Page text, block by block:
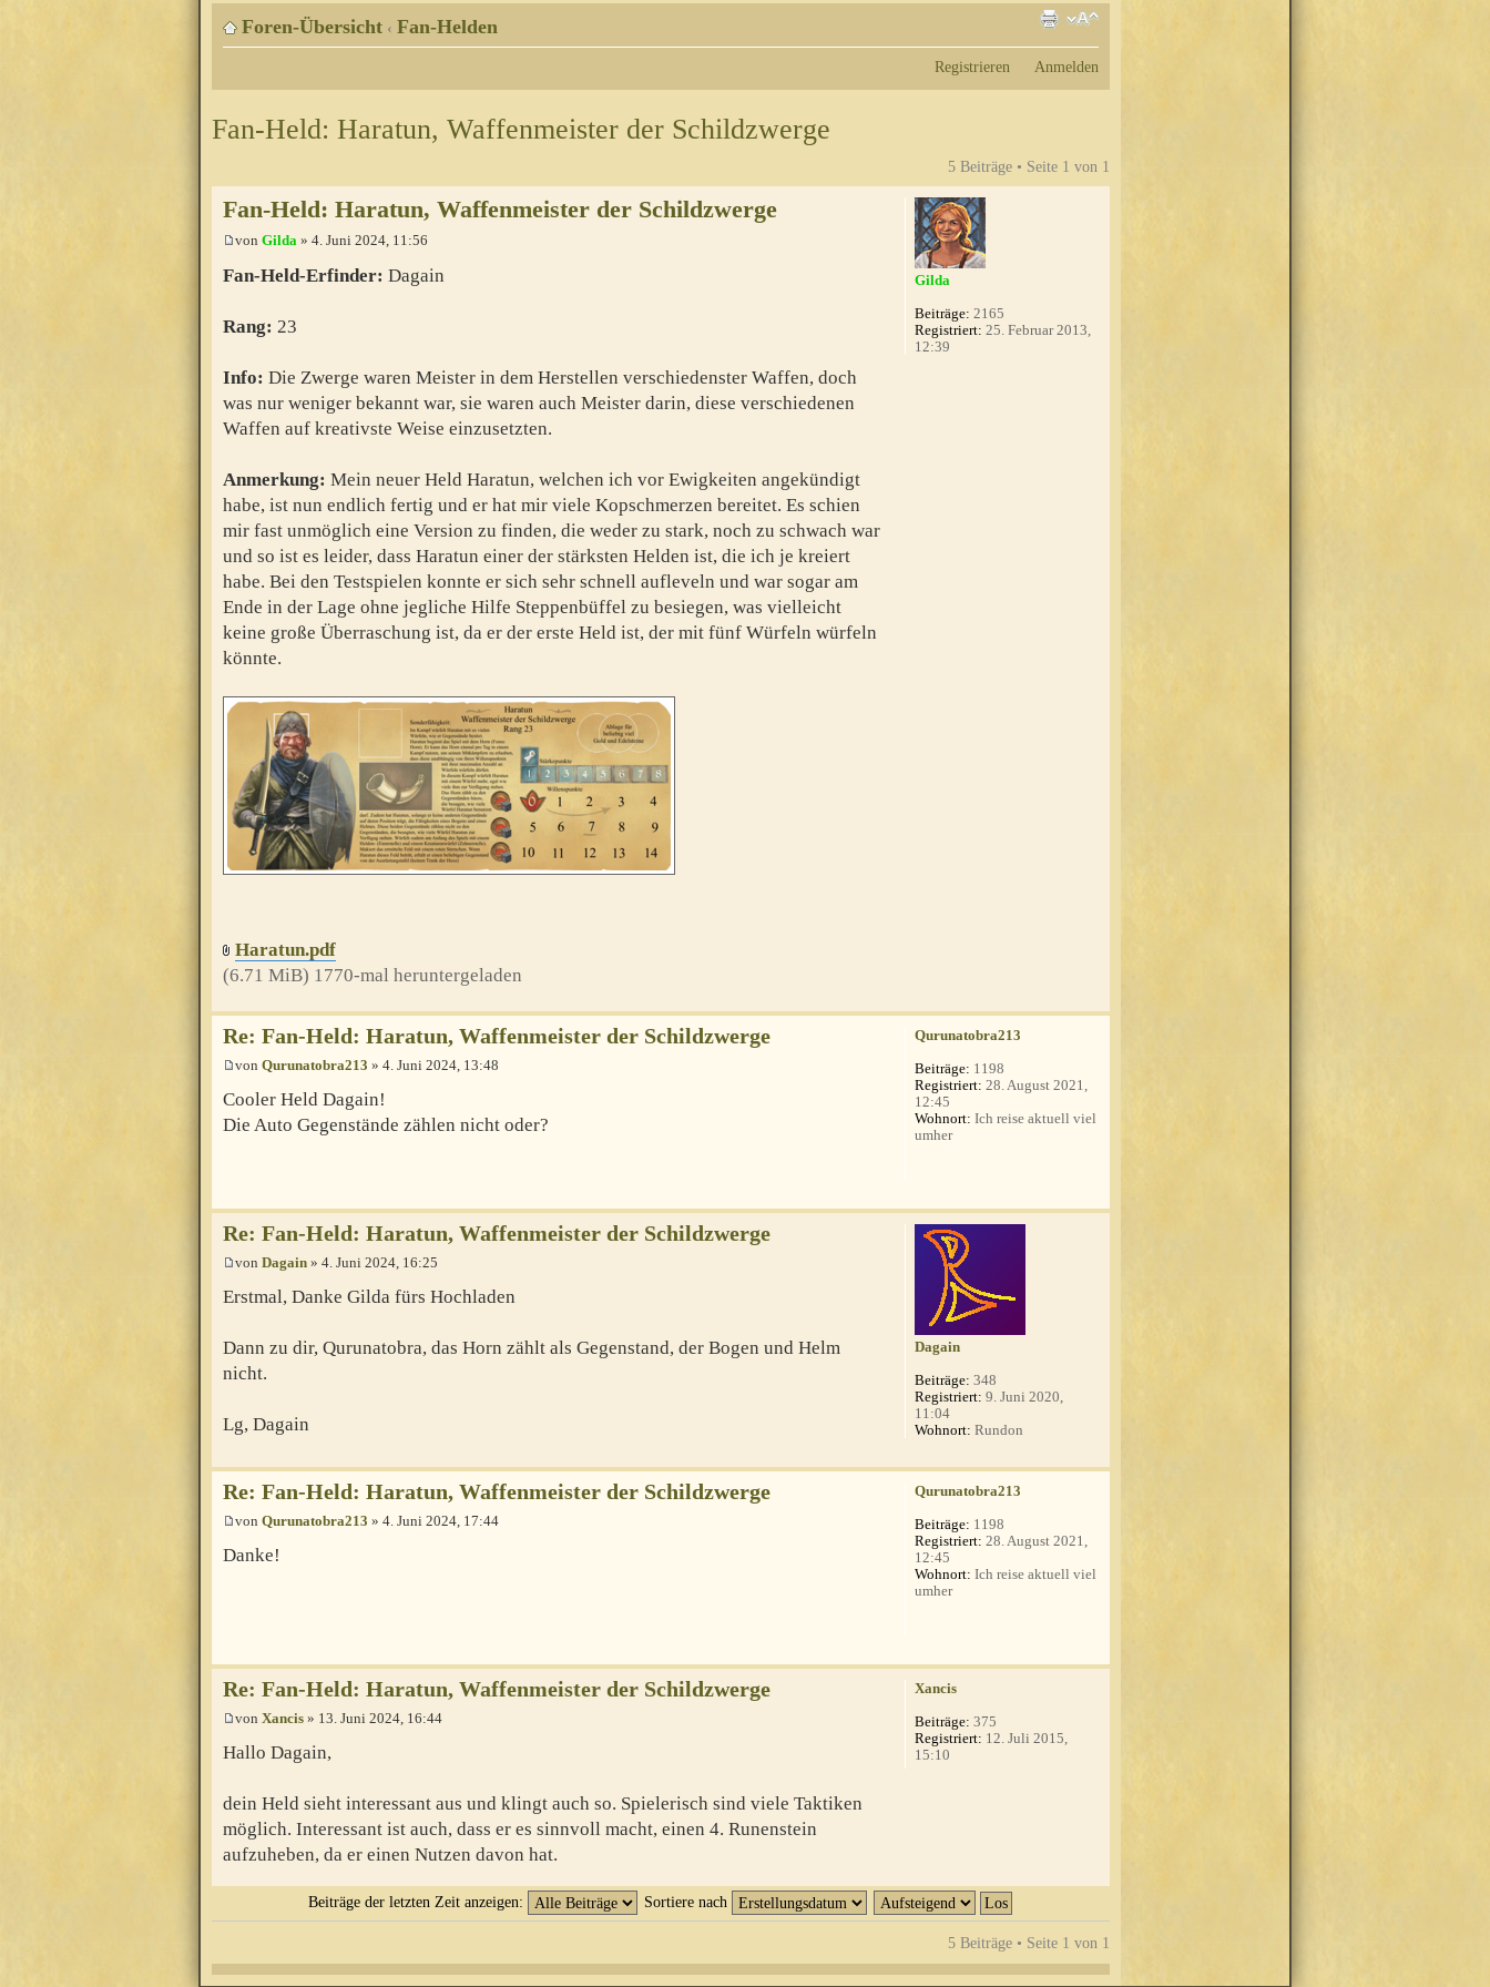
Foren-Übersicht ‹ Fan-Helden
Registrieren Anmelden
Fan-Held: Haratun, Waffenmeister der Schildzwerge
5 Beiträge • Seite 1 von 1
Fan-Held: Haratun, Waffenmeister der Schildzwerge
von Gilda » 4. Juni 2024, 11:56
Fan-Held-Erfinder: Dagain
Rang: 23
Info: Die Zwerge waren Meister in dem Herstellen verschiedenster Waffen, doch
was nur weniger bekannt war, sie waren auch Meister darin, diese verschiedenen
Waffen auf kreativste Weise einzusetzten.
Anmerkung: Mein neuer Held Haratun, welchen ich vor Ewigkeiten angekündigt
habe, ist nun endlich fertig und er hat mir viele Kopschmerzen bereitet. Es schien
mir fast unmöglich eine Version zu finden, die weder zu stark, noch zu schwach war
und so ist es leider, dass Haratun einer der stärksten Helden ist, die ich je kreiert
habe. Bei den Testspielen konnte er sich sehr schnell aufleveln und war sogar am
Ende in der Lage ohne jegliche Hilfe Steppenbüffel zu besiegen, was vielleicht
keine große Überraschung ist, da er der erste Held ist, der mit fünf Würfeln würfeln
könnte.
Haratun.pdf
(6.71 MiB) 1770-mal heruntergeladen
Gilda
Beiträge: 2165
Registriert: 25. Februar 2013,
12:39
Re: Fan-Held: Haratun, Waffenmeister der Schildzwerge
von Qurunatobra213 » 4. Juni 2024, 13:48
Cooler Held Dagain!
Die Auto Gegenstände zählen nicht oder?
Qurunatobra213
Beiträge: 1198
Registriert: 28. August 2021,
12:45
Wohnort: Ich reise aktuell viel
umher
Re: Fan-Held: Haratun, Waffenmeister der Schildzwerge
von Dagain » 4. Juni 2024, 16:25
Erstmal, Danke Gilda fürs Hochladen
Dann zu dir, Qurunatobra, das Horn zählt als Gegenstand, der Bogen und Helm
nicht.
Lg, Dagain
Dagain
Beiträge: 348
Registriert: 9. Juni 2020,
11:04
Wohnort: Rundon
Re: Fan-Held: Haratun, Waffenmeister der Schildzwerge
von Qurunatobra213 » 4. Juni 2024, 17:44
Danke!
Qurunatobra213
Beiträge: 1198
Registriert: 28. August 2021,
12:45
Wohnort: Ich reise aktuell viel
umher
Re: Fan-Held: Haratun, Waffenmeister der Schildzwerge
von Xancis » 13. Juni 2024, 16:44
Hallo Dagain,
dein Held sieht interessant aus und klingt auch so. Spielerisch sind viele Taktiken
möglich. Interessant ist auch, dass er es sinnvoll macht, einen 4. Runenstein
aufzuheben, da er einen Nutzen davon hat.
Xancis
Beiträge: 375
Registriert: 12. Juli 2015,
15:10
Beiträge der letzten Zeit anzeigen: Sortiere nach
5 Beiträge • Seite 1 von 1